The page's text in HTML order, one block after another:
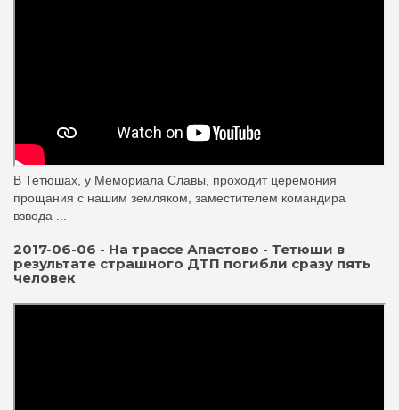
В Тетюшах, у Мемориала Славы, проходит церемония
прощания с нашим земляком, заместителем командира
взвода ...
2017-06-06 - На трассе Апастово - Тетюши в
результате страшного ДТП погибли сразу пять
человек